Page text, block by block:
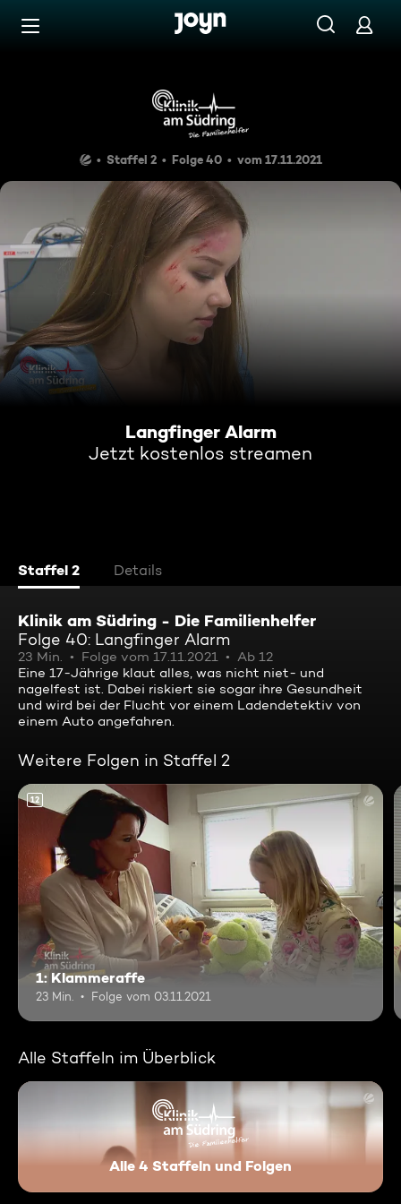
Zum Inhalt springen
Langfinger Alarm
Staffel 2 Folge 40 vom 17.11.2021
Langfinger Alarm
Jetzt kostenlos streamen
Staffel 2 Details
Klinik am Südring - Die Familienhelfer
Folge 40: Langfinger Alarm
23 Min. Folge vom 17.11.2021
Ab 12
Eine 17-Jährige klaut alles, was nicht niet- und
nagelfest ist. Dabei riskiert sie sogar ihre Gesundheit
und wird bei der Flucht vor einem Ladendetektiv von
einem Auto angefahren.
Weitere Folgen in Staffel 2
12
1: Klammeraffe
23 Min. Folge vom 03.11.2021
Alle Staffeln im Überblick
Klinik am Südring - Die
Alle 4 Staffeln und Folgen